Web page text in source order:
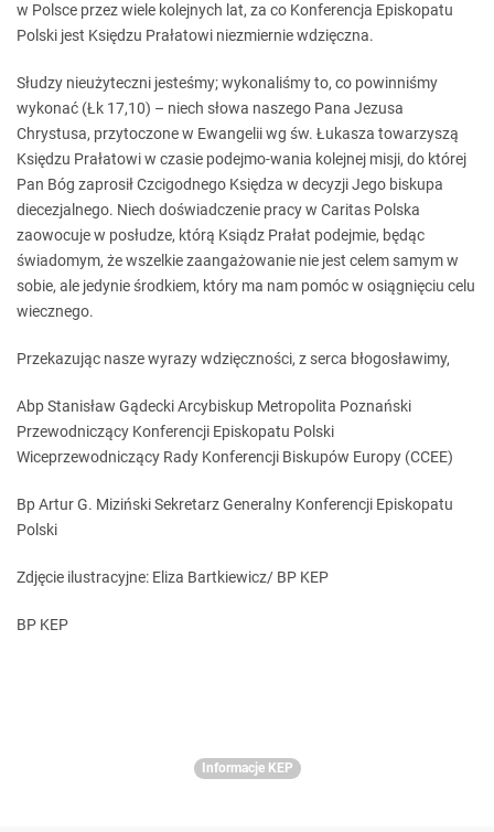
w Polsce przez wiele kolejnych lat, za co Konferencja Episkopatu
Polski jest Księdzu Prałatowi niezmiernie wdzięczna.
Słudzy nieużyteczni jesteśmy; wykonaliśmy to, co powinniśmy
wykonać (Łk 17,10) – niech słowa naszego Pana Jezusa
Chrystusa, przytoczone w Ewangelii wg św. Łukasza towarzyszą
Księdzu Prałatowi w czasie podejmo-wania kolejnej misji, do której
Pan Bóg zaprosił Czcigodnego Księdza w decyzji Jego biskupa
diecezjalnego. Niech doświadczenie pracy w Caritas Polska
zaowocuje w posłudze, którą Ksiądz Prałat podejmie, będąc
świadomym, że wszelkie zaangażowanie nie jest celem samym w
sobie, ale jedynie środkiem, który ma nam pomóc w osiągnięciu celu
wiecznego.
Przekazując nasze wyrazy wdzięczności, z serca błogosławimy,
Abp Stanisław Gądecki Arcybiskup Metropolita Poznański
Przewodniczący Konferencji Episkopatu Polski
Wiceprzewodniczący Rady Konferencji Biskupów Europy (CCEE)
Bp Artur G. Miziński Sekretarz Generalny Konferencji Episkopatu
Polski
Zdjęcie ilustracyjne: Eliza Bartkiewicz/ BP KEP
BP KEP
Informacje KEP